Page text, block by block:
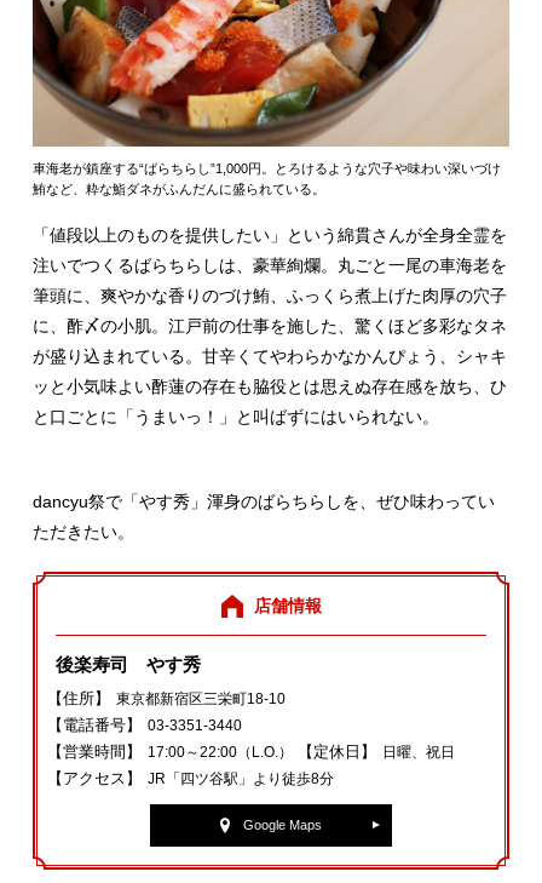
車海老が鎮座する“ばらちらし”1,000円。とろけるような穴子や味わい深いづけ
鮪など、粋な鮨ダネがふんだんに盛られている。
「値段以上のものを提供したい」という綿貫さんが全身全霊を
注いでつくるばらちらしは、豪華絢爛。丸ごと一尾の車海老を
筆頭に、爽やかな香りのづけ鮪、ふっくら煮上げた肉厚の穴子
に、酢〆の小肌。江戸前の仕事を施した、驚くほど多彩なタネ
が盛り込まれている。甘辛くてやわらかなかんぴょう、シャキ
ッと小気味よい酢蓮の存在も脇役とは思えぬ存在感を放ち、ひ
と口ごとに「うまいっ！」と叫ばずにはいられない。
dancyu祭で「やす秀」渾身のばらちらしを、ぜひ味わってい
ただきたい。
店舗情報
後楽寿司 やす秀
【住所】 東京都新宿区三栄町18-10
【電話番号】 03-3351-3440
【営業時間】 17:00～22:00（L.O.） 【定休日】 日曜、祝日
【アクセス】 JR「四ツ谷駅」より徒歩8分
Google Maps